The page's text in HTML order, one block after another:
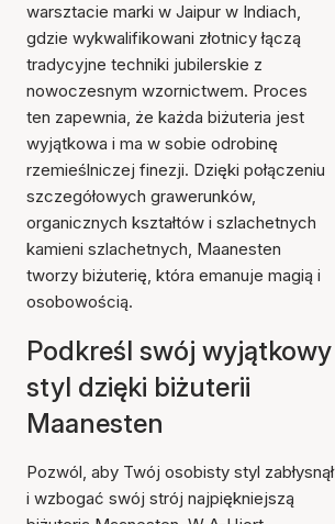
warsztacie marki w Jaipur w Indiach,
gdzie wykwalifikowani złotnicy łączą
tradycyjne techniki jubilerskie z
nowoczesnym wzornictwem. Proces
ten zapewnia, że każda biżuteria jest
wyjątkowa i ma w sobie odrobinę
rzemieślniczej finezji. Dzięki połączeniu
szczegółowych grawerunków,
organicznych kształtów i szlachetnych
kamieni szlachetnych, Maanesten
tworzy biżuterię, która emanuje magią i
osobowością.
Podkreśl swój wyjątkowy
styl dzięki biżuterii
Maanesten
Pozwól, aby Twój osobisty styl zabłysnął
i wzbogać swój strój najpiękniejszą